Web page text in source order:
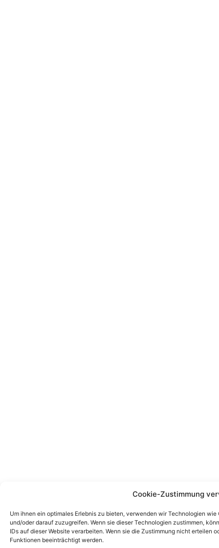
Cookie-Zustimmung
Um ihnen ein optimales Erlebnis zu bieten, verwenden wir Technologien
und/oder darauf zuzugreifen. Wenn sie dieser Technologien zustimmen,
IDs auf dieser Website verarbeiten. Wenn sie die Zustimmung nicht erteilen
Funktionen beeinträchtigt werden.